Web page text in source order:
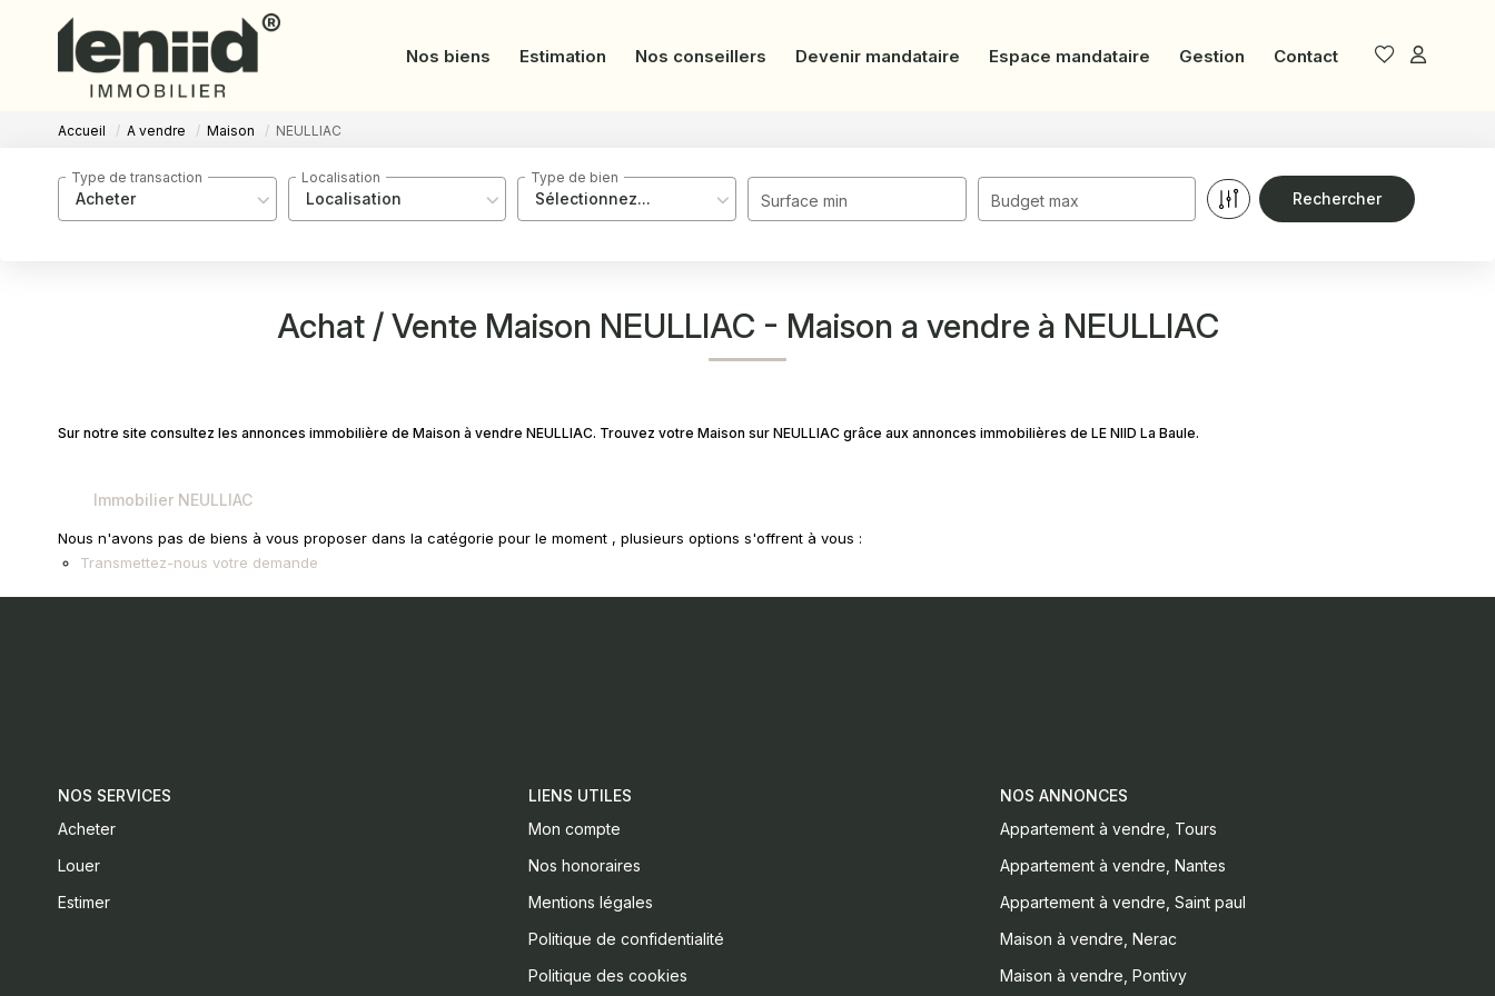
Nos biens Estimation Nos conseillers Devenir mandataire Espace mandataire Gestion Contact
Accueil A vendre Maison NEULLIAC
Acheter
Type de transaction
Localisation
Localisation
Sélectionnez...
Type de bien
Surface min Budget max
Achat / Vente Maison NEULLIAC - Maison a vendre à NEULLIAC
Sur notre site consultez les annonces immobilière de Maison à vendre NEULLIAC. Trouvez votre Maison sur NEULLIAC grâce aux annonces immobilières de LE NIID La Baule.
Immobilier NEULLIAC
Nous n'avons pas de biens à vous proposer dans la catégorie pour le moment , plusieurs options s'offrent à vous :
Transmettez-nous votre demande
NOS SERVICES
Acheter
Louer
Estimer
LIENS UTILES
Mon compte
Nos honoraires
Mentions légales
Politique de confidentialité
Politique des cookies
NOS ANNONCES
Appartement à vendre, Tours
Appartement à vendre, Nantes
Appartement à vendre, Saint paul
Maison à vendre, Nerac
Maison à vendre, Pontivy